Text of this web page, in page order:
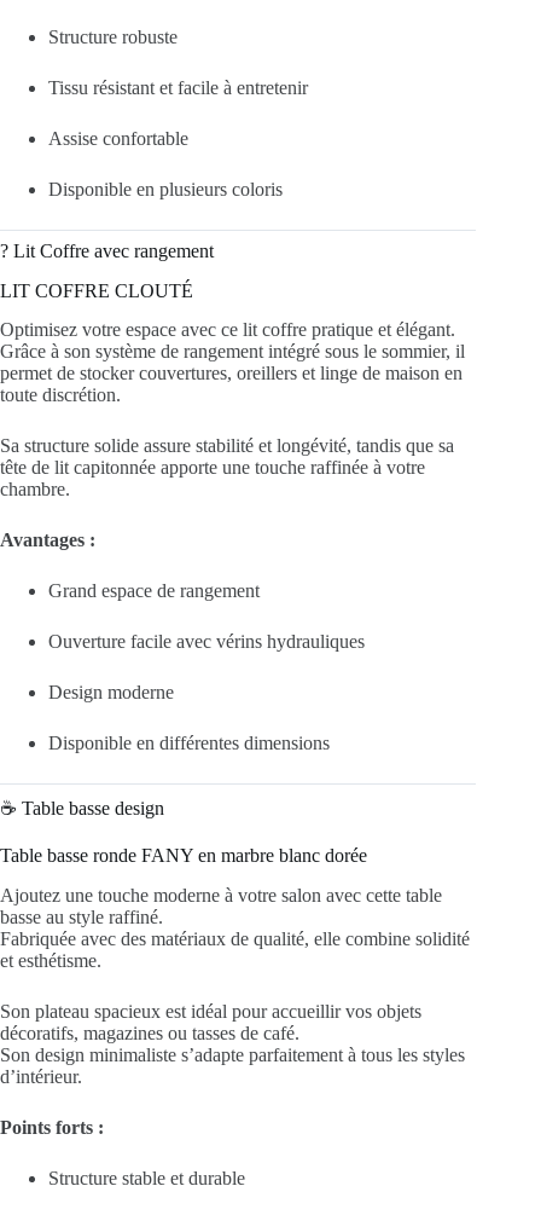
Structure robuste
Tissu résistant et facile à entretenir
Assise confortable
Disponible en plusieurs coloris
?️ Lit Coffre avec rangement
LIT COFFRE CLOUTÉ
Optimisez votre espace avec ce lit coffre pratique et élégant.
Grâce à son système de rangement intégré sous le sommier, il
permet de stocker couvertures, oreillers et linge de maison en
toute discrétion.
Sa structure solide assure stabilité et longévité, tandis que sa
tête de lit capitonnée apporte une touche raffinée à votre
chambre.
Avantages :
Grand espace de rangement
Ouverture facile avec vérins hydrauliques
Design moderne
Disponible en différentes dimensions
☕ Table basse design
Table basse ronde FANY en marbre blanc dorée
Ajoutez une touche moderne à votre salon avec cette table
basse au style raffiné.
Fabriquée avec des matériaux de qualité, elle combine solidité
et esthétisme.
Son plateau spacieux est idéal pour accueillir vos objets
décoratifs, magazines ou tasses de café.
Son design minimaliste s’adapte parfaitement à tous les styles
d’intérieur.
Points forts :
Structure stable et durable